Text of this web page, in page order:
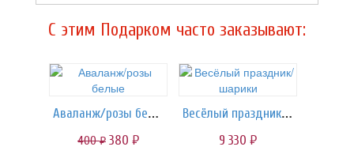
C этим Подарком часто заказывают:
Аваланж/розы белые
400руб. 380 руб.
Весёлый праздник/шарики
9 330 руб.